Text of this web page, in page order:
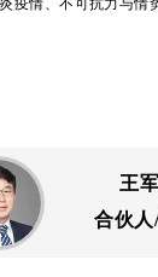
疫情、不可抗力与情
王
合伙